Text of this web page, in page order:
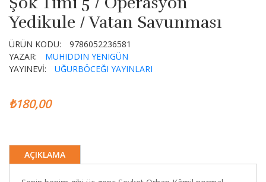
Yedikule / Vatan Savunması
ÜRÜN KODU:
9786052236581
YAZAR:
MUHIDDIN YENIGÜN
YAYINEVİ:
UĞURBÖCEĞI YAYINLARI
₺180,00
AÇIKLAMA